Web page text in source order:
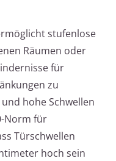
stufenlose
Räumen oder
für
zu
hohe Schwellen
Norm für
Türschwellen
hoch sein